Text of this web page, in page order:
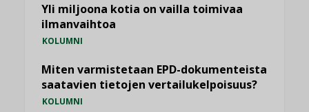
Yli miljoona kotia on vailla toimivaa
ilmanvaihtoa
KOLUMNI
Miten varmistetaan EPD-dokumenteista
saatavien tietojen vertailukelpoisuus?
KOLUMNI